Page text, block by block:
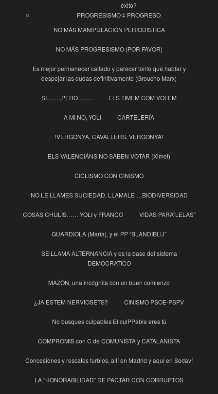
éxito?
PROGRESISMO ǂ PROGRESO
NO MÁS MANIPULACIÓN PERIODISTICA
NO MÁS PROGRESISMO (POR FAVOR)
Es mejor permanecer callado y parecer tonto que hablar y
despejar las dudas definitivamente (Groucho Marx)
SI…….,PERO…….. ELS TIMEM COM VOLEM
A MI NO, YOLI CARTELERÍA
!VERGONYA, CAVALLERS, VERGONYA!
ELS VALENCIÁNS NO SABEN VOTAR (Ximet)
CICLISMO CON CINISMO
NO LE LLAMES SUCIEDAD, LLAMALE …BIODIVERSIDAD
COSAS CHULIS…… YOLI y FRANCO VIDAS PARA”LELAS”
GUARDIOLA (María), y el PP “BLANDIBLU”
SE LLAMA ALTERNANCIA y es la base del sistema
DEMOCRATICO
MAZÓN, una incógnita con un buen comienzo
¿JA ESTEM NERVIOSETS? CINISMO PSOE-PSPV
No busques culpables El culPPable eres tú
COMPROMIS con C de COMUNISTA y CATALANISTA
Concesiones y rescates turbios, allí en Madrid y aquí en Sedaví
LA “HONORABILIDAD” DE PACTAR CON CORRUPTOS